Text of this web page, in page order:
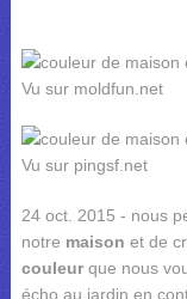
Vu sur moldfun.net
Vu sur pingsf.net
24 oct. 2015 - nous
notre maison et de
couleurque nous
écho au jardin en